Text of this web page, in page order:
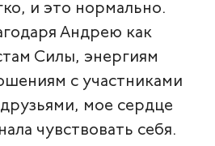
и это нормально.
Андрею как
Силы, энергиям
с участниками
мое сердце
чувствовать себя.